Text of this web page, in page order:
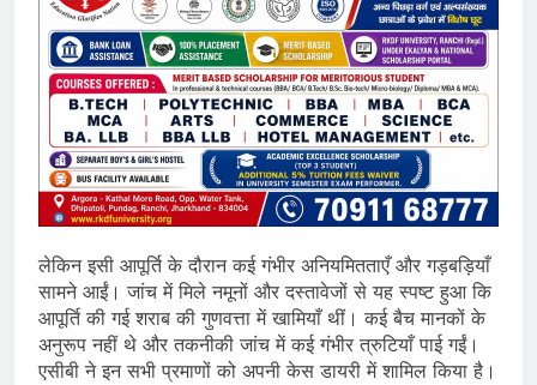
लेकिन इसी आपूर्ति के दौरान कई गंभीर अनियमितताएँ और गड़बड़ियाँ
सामने आईं। जांच में मिले नमूनों और दस्तावेजों से यह स्पष्ट हुआ कि
आपूर्ति की गई शराब की गुणवत्ता में खामियाँ थीं। कई बैच मानकों के
अनुरूप नहीं थे और तकनीकी जांच में कई गंभीर त्रुटियाँ पाई गईं।
एसीबी ने इन सभी प्रमाणों को अपनी केस डायरी में शामिल किया है।